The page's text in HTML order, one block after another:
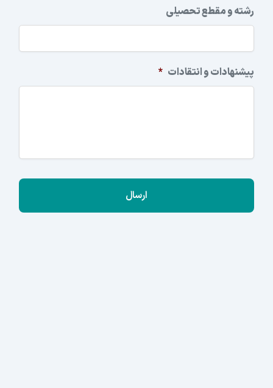
و مقطع تحصیلی
و انتقادات *